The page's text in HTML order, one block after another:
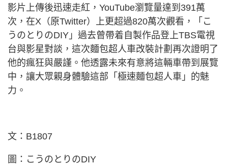
影片上傳後迅速走紅，YouTube瀏覽量達到391萬
次，在X（原Twitter）上更超過820萬次觀看，「こ
うのとりのDIY」過去曾帶着自製作品登上TBS電視
台與影星對談，這次麵包超人車改裝計劃再次證明了
他的瘋狂與嚴謹。他透露未來有意將這輛車帶到展覽
中，讓大眾親身體驗這部「極速麵包超人車」的魅
力。
文：B1807
圖：こうのとりのDIY